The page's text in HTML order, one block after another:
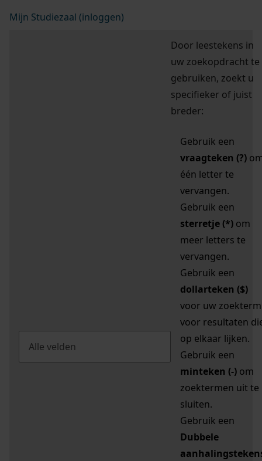
Mijn Studiezaal (inloggen)
Door leestekens in
uw zoekopdracht te
gebruiken, zoekt u
specifieker of juist
breder:
Gebruik een
vraagteken (?)
één letter te
vervangen.
Gebruik een
sterretje (*) om
meer letters te
vervangen.
Gebruik een
dollarteken ($)
voor uw zoekterm
voor resultaten
op elkaar lijken.
Gebruik een
minteken (-) om
zoektermen uit te
sluiten.
Gebruik een
Dubbele